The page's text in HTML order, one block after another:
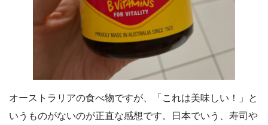
オーストラリアの食べ物ですが、「これは美味しい！」と
いうものがないのが正直な感想です。日本でいう、寿司や